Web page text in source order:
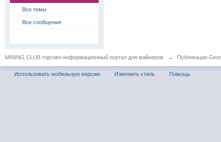
Все темы
Все сообщения
MINING CLUB торгово-информационный портал для майнеров → Публикации
Использовать мобильную версию Изменить стиль Помощь